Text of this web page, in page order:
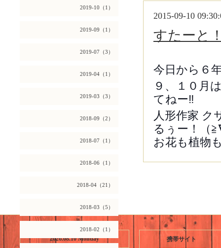
2019-10（1）
2019-09（1）
2019-07（3）
2019-04（1）
2019-03（3）
2018-09（2）
2018-07（1）
2018-06（1）
2018-04（21）
2018-03（5）
2018-02（1）
2015-09-10
すたーと
今日から６
９、１０月
てねー‼
人形作家 ク
るぅー！（
お花も植物
2026.08.10 Monday 携帯サイト